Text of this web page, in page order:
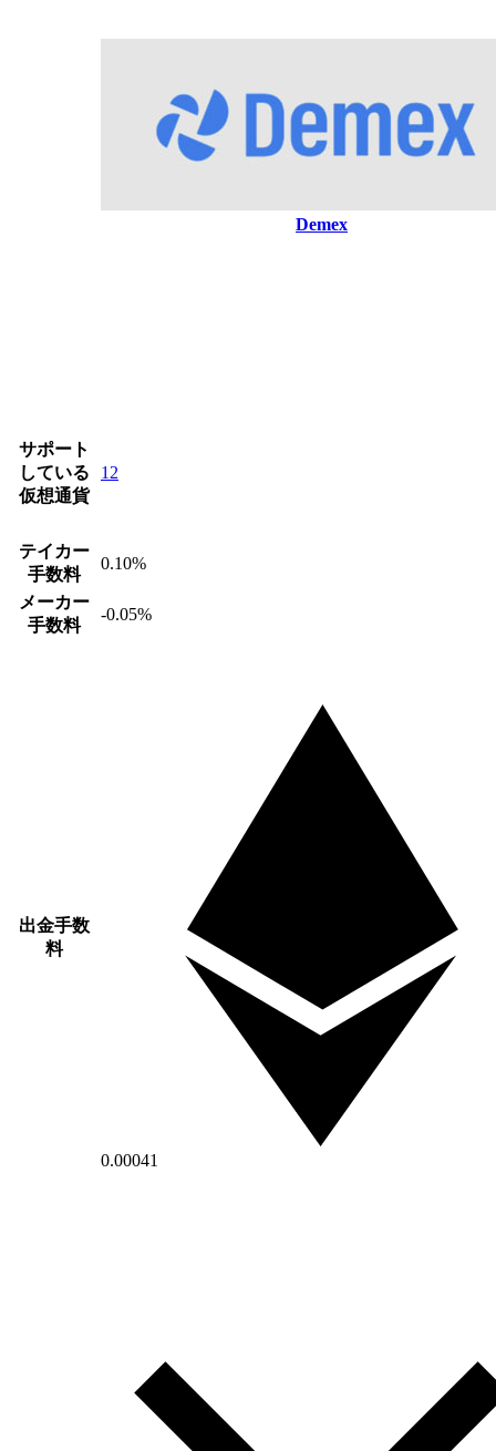
Demex
サポート
している
仮想通貨
12
テイカー
手数料
0.10%
メーカー
手数料
-0.05%
出金手数
料
0.00041